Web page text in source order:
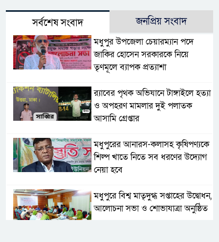
সর্বশেষ সংবাদ জনপ্রিয় সংবাদ
মধুপুর উপজেলা চেয়ারম্যান পদে
জাকির হোসেন সরকারকে নিয়ে
তৃণমূলে ব্যাপক প্রত্যাশা
র‌্যাবের পৃথক অভিযানে টাঙ্গাইলে হত্যা
ও অপহরণ মামলার দুই পলাতক
আসামি গ্রেপ্তার
মধুপুরের আনারস-কলাসহ কৃষিপণ্যকে
শিল্প খাতে নিতে সব ধরণের উদ্যোগ
নেয়া হবে
মধুপুরে বিশ্ব মাতৃদুগ্ধ সপ্তাহের উদ্বোধন,
আলোচনা সভা ও শোভাযাত্রা অনুষ্ঠিত